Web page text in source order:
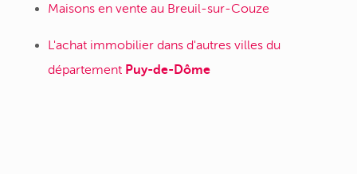
Maisons en vente au Breuil-sur-Couze
L'achat immobilier dans d'autres villes du
département Puy-de-Dôme